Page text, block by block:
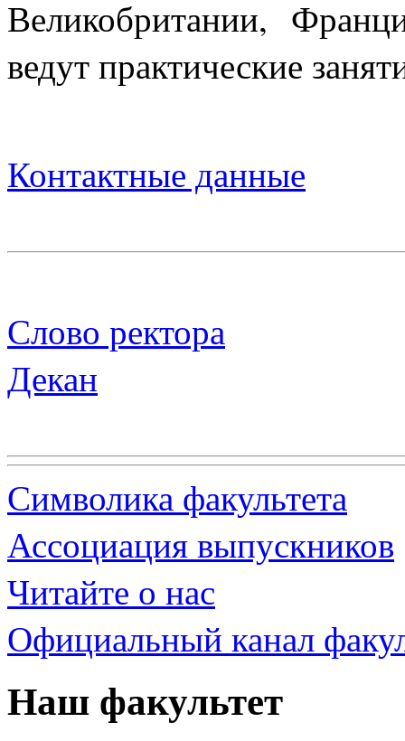
Великобритании,
ведут практические
Контактные данные
Слово ректора
Декан
Символика факультета
Ассоциация выпускников
Читайте о нас
Официальный канал
Наш факультет